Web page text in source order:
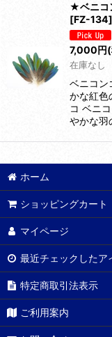
★ベニコ
[FZ-134]
7,000円
在庫なし
ベニコン
かな紅色
コ ベニ
やかな
ホーム
ショッピングカート
マイページ
最近チェックしたア
特定商取引法表示
ご利用案内